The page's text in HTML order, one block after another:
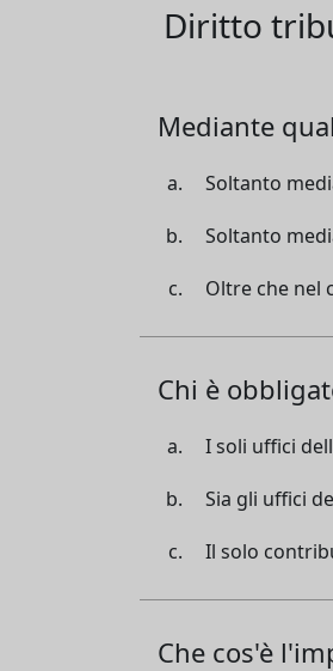
Diritto
Mediante
Soltanto
Soltanto
Oltre che nel
Chi è
I soli uffici
Sia gli uffici
Il solo
Che cos'è